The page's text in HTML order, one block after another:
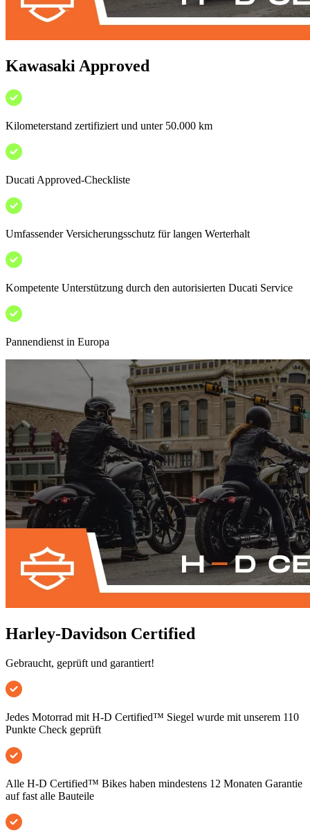
Kawasaki Approved
Kilometerstand zertifiziert und unter 50.000 km
Ducati Approved-Checkliste
Umfassender Versicherungsschutz für langen Werterhalt
Kompetente Unterstützung durch den autorisierten Ducati Service
Pannendienst in Europa
Harley-Davidson Certified
Gebraucht, geprüft und garantiert!
Jedes Motorrad mit H-D Certified™ Siegel wurde mit unserem 110
Punkte Check geprüft
Alle H-D Certified™ Bikes haben mindestens 12 Monaten Garantie
auf fast alle Bauteile